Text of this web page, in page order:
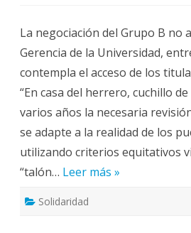
B:
No
avanzar
en
la
negociación
nos
llevará
al
conflicto.
La negociación del Grupo B no
Gerencia de la Universidad,
contempla el acceso de los
“En casa del herrero, cuchillo
varios años la necesaria
se adapte a la realidad de los
utilizando criterios equitativos
“talón… Leer más »
Solidaridad